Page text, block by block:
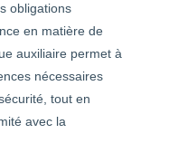
obligations
en matière de
auxiliaire permet à
nécessaires
tout en
avec la